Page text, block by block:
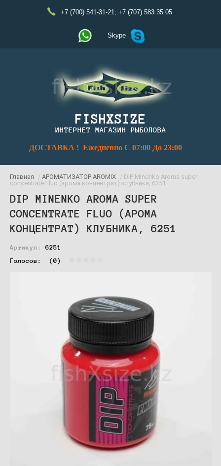
+7 (700) 541-31-21; +7 (707) 583 35 05
Skype
FISHXSIZE
ИНТЕРНЕТ МАГАЗИН РЫБОЛОВА
ДОСТАВКА ! Ежедневно С 07:00 До 23:00
Главная / АРОМАТИЗАТОР AROMIX / DIP Minenko Aroma super
concentrate Fluo (арома концентрат) клубника, 6251
DIP MINENKO AROMA SUPER
CONCENTRATE FLUO (АРОМА
КОНЦЕНТРАТ) КЛУБНИКА, 6251
Артикул:
6251
Голосов: (0)